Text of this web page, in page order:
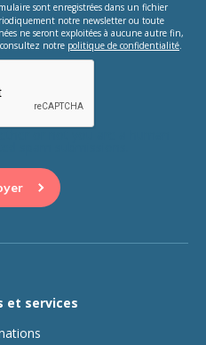
sont enregistrées dans un fichier
notre newsletter ou toute
ne seront exploitées à aucune autre fin,
notre politique de confidentialité.
et services